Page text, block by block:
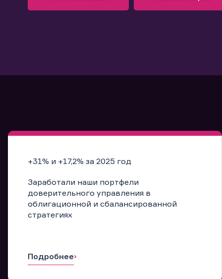
+31% и +17,2% за 2025 год
Заработали наши портфели
доверительного управления в
облигационной и сбалансированной
стратегиях
Подробнее